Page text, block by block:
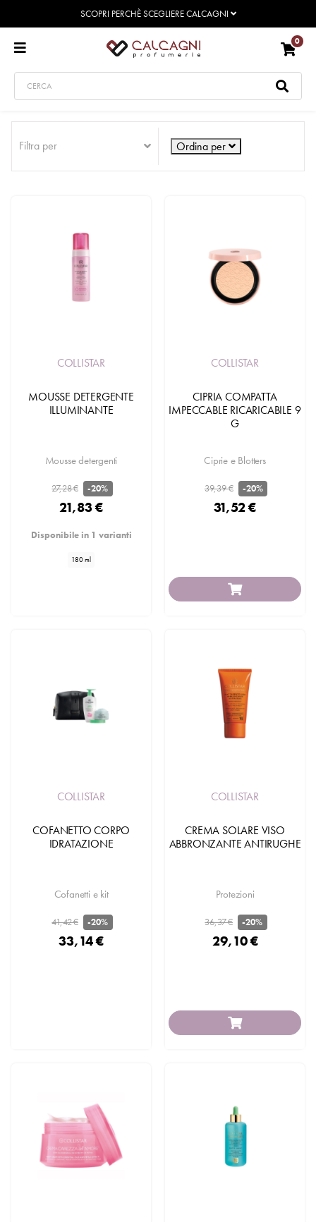
SCOPRI PERCHÈ SCEGLIERE CALCAGNI
0
Filtra per Ordina per
COLLISTAR
MOUSSE DETERGENTE
ILLUMINANTE
Mousse detergenti
27,28 € -20%
21,83 €
Disponibile in 1 varianti
180 ml
COLLISTAR
CIPRIA COMPATTA
IMPECCABLE RICARICABILE 9
G
Ciprie e Blotters
39,39 € -20%
31,52 €
COLLISTAR
COFANETTO CORPO
IDRATAZIONE
Cofanetti e kit
41,42 € -20%
33,14 €
COLLISTAR
CREMA SOLARE VISO
ABBRONZANTE ANTIRUGHE
Protezioni
36,37 € -20%
29,10 €